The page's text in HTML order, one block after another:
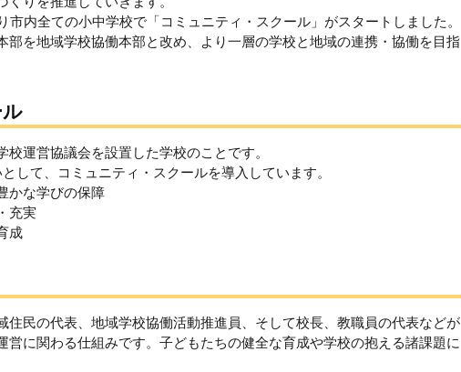
市内全ての小中学校で「コミュニティ・スクール」がスタートしました。
部を地域学校協働本部と改め、より一層の学校と地域の連携・協働を目指
運営協議会を設置した学校のことです。
して、コミュニティ・スクールを導入しています。
かな学びの保障
充実
成
住民の代表、地域学校協働活動推進員、そして校長、教職員の代表などが
営に関わる仕組みです。子どもたちの健全な育成や学校の抱える諸課題に